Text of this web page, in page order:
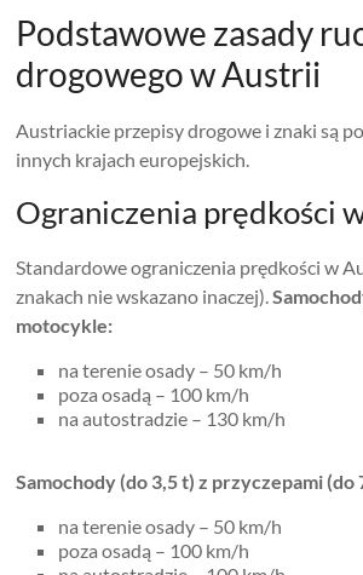
Podstawowe zasady
drogowego w Austrii
Austriackie przepisy drogowe i znaki są
innych krajach europejskich.
Ograniczenia prędkości
Standardowe ograniczenia prędkości w
znakach nie wskazano inaczej).
motocykle:
na terenie osady – 50 km/h
poza osadą – 100 km/h
na autostradzie – 130 km/h
Samochody (do 3,5 t) z przyczepami (do
na terenie osady – 50 km/h
poza osadą – 100 km/h